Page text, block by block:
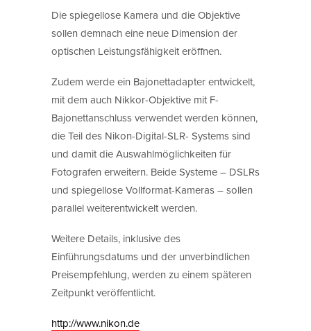
Die spiegellose Kamera und die Objektive
sollen demnach eine neue Dimension der
optischen Leistungsfähigkeit eröffnen.
Zudem werde ein Bajonettadapter entwickelt,
mit dem auch Nikkor-Objektive mit F-
Bajonettanschluss verwendet werden können,
die Teil des Nikon-Digital-SLR- Systems sind
und damit die Auswahlmöglichkeiten für
Fotografen erweitern. Beide Systeme – DSLRs
und spiegellose Vollformat-Kameras – sollen
parallel weiterentwickelt werden.
Weitere Details, inklusive des
Einführungsdatums und der unverbindlichen
Preisempfehlung, werden zu einem späteren
Zeitpunkt veröffentlicht.
http://www.nikon.de